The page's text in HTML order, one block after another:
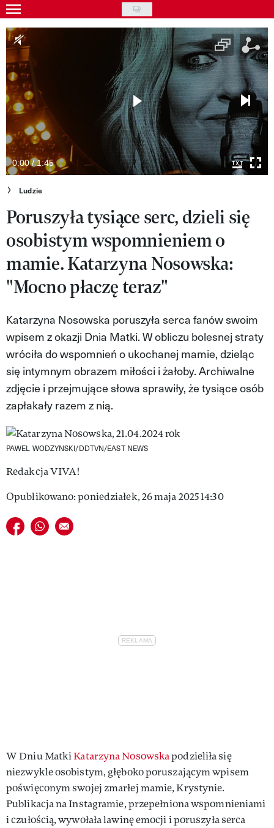
Skip
to
main
content
Gwiazdy
Ludzie
Moda
Uroda
Styl życia
Kultura
Wideo
Nasze akcje
VIVA!ART
VIVA!MODA
VIVA!LIFESTYLE
VIVA!MAN
VIVA!PEOPLE POWER
VIVA!ITAKA
MAGAZYN VIVA!
0:00 / 1:45
Ludzie
Poruszyła tysiące serc, dzieli się
osobistym wspomnieniem o
mamie. Katarzyna Nosowska:
"Mocno płaczę teraz"
Katarzyna Nosowska poruszyła serca fanów swoim
wpisem z okazji Dnia Matki. W obliczu bolesnej straty
wróciła do wspomnień o ukochanej mamie, dzieląc
się intymnym obrazem miłości i żałoby. Archiwalne
zdjęcie i przejmujące słowa sprawiły, że tysiące osób
zapłakały razem z nią.
PAWEL WODZYNSKI/DDTVN/EAST NEWS
Redakcja VIVA!
Opublikowano: poniedziałek, 26 maja 2025 14:30
Udostępnij na facebook
Udostępnij na whatsapp
E-mail do przyjaciela
W Dniu MatkiKatarzyna Nosowskapodzieliła się
niezwykle osobistym, głęboko poruszającym wpisem
poświęconym swojej zmarłej mamie, Krystynie.
Publikacja na Instagramie, przepełniona wspomnieniami
i czułością, wywołała lawinę emocji i poruszyła serca